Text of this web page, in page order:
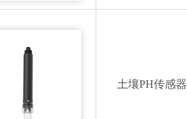
土壤PH传感器